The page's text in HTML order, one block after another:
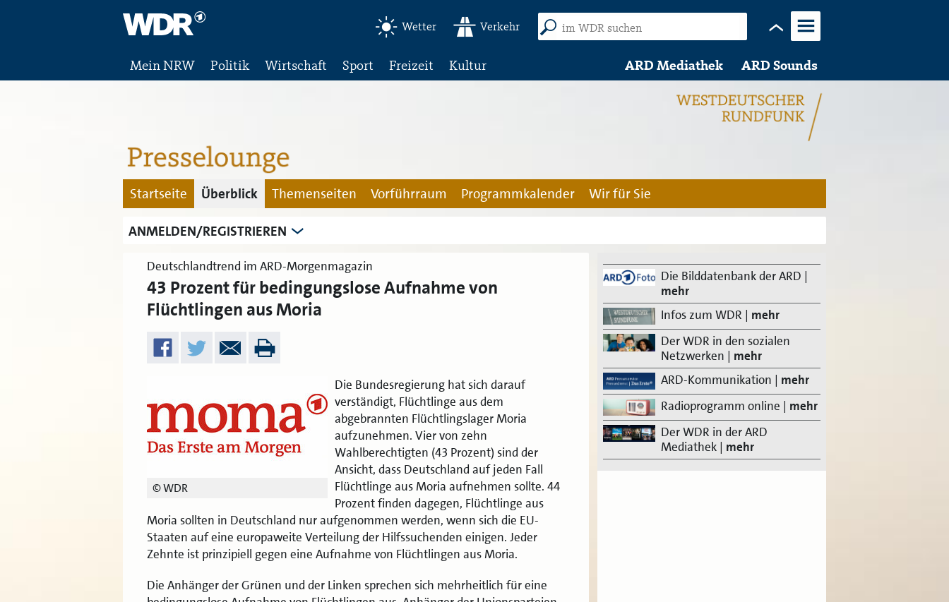
Wetter Verkehr
Menü
Mein NRW Politik Wirtschaft Sport Freizeit Kultur ARD Mediathek ARD Sounds
Startseite Überblick Themenseiten Vorführraum Programmkalender Wir für Sie
ANMELDEN/REGISTRIEREN
Deutschlandtrend im ARD-Morgenmagazin
43 Prozent für bedingungslose Aufnahme von
Flüchtlingen aus Moria
© WDR
Die Bundesregierung hat sich darauf
verständigt, Flüchtlinge aus dem
abgebrannten Flüchtlingslager Moria
aufzunehmen. Vier von zehn
Wahlberechtigten (43 Prozent) sind der
Ansicht, dass Deutschland auf jeden Fall
Flüchtlinge aus Moria aufnehmen sollte. 44
Prozent finden dagegen, Flüchtlinge aus
Moria sollten in Deutschland nur aufgenommen werden, wenn sich die EU-
Staaten auf eine europaweite Verteilung der Hilfssuchenden einigen. Jeder
Zehnte ist prinzipiell gegen eine Aufnahme von Flüchtlingen aus Moria.
Die Anhänger der Grünen und der Linken sprechen sich mehrheitlich für eine
Die Bilddatenbank der ARD |
mehr
Infos zum WDR | mehr
Der WDR in den sozialen
Netzwerken | mehr
ARD-Kommunikation | mehr
Radioprogramm online | mehr
Der WDR in der ARD
Mediathek | mehr